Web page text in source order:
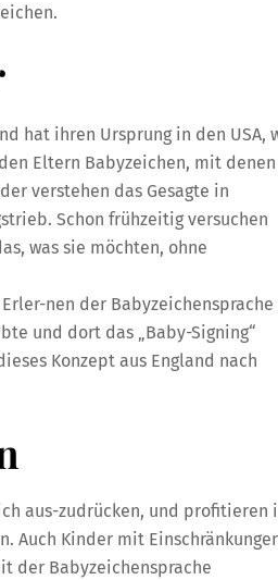
hat ihren Ursprung in den USA,
Eltern Babyzeichen, mit denen
verstehen das Gesagte in
Schon frühzeitig versuchen
was sie möchten, ohne
nen der Babyzeichensprache
und dort das „Baby-Signing“
Konzept aus England nach
aus-zudrücken, und profitieren
Auch Kinder mit
der Babyzeichensprache